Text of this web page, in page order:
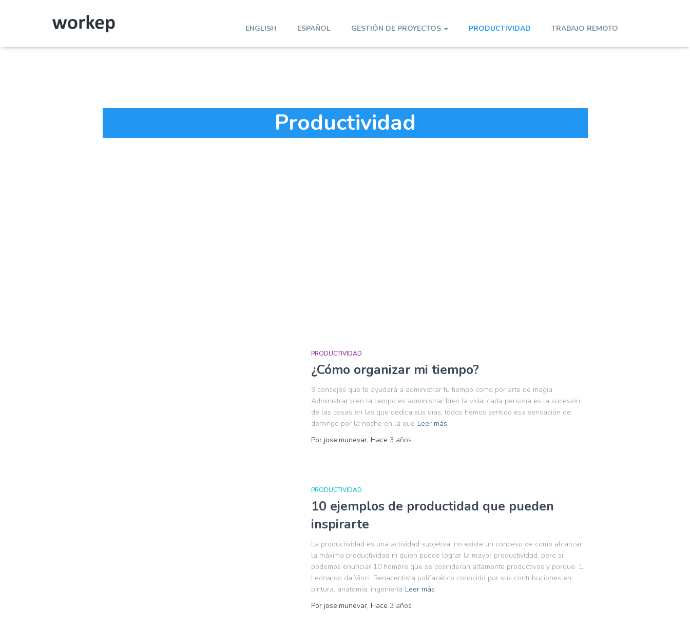
ENGLISH ESPAÑOL GESTIÓN DE PROYECTOS PRODUCTIVIDAD TRABAJO REMOTO
Productividad
PRODUCTIVIDAD
¿Cómo organizar mi tiempo?
9 consejos que te ayudará a administrar tu tiempo como por arte de magia
Administrar bien la tiempo es administrar bien la vida, cada persona es la sucesión
de las cosas en las que dedica sus días, todos hemos sentido esa sensación de
domingo por la noche en la que Leer más
Por jose.munevar, Hace 3 años
PRODUCTIVIDAD
10 ejemplos de productidad que pueden
inspirarte
La productividad es una actividad subjetiva, no existe un conceso de como alcanzar
la máxima productividad ni quien puede lograr la mayor productividad, pero si
podemos enunciar 10 hombre que se cosinderan altamente productivos y porque. 1.
Leonardo da Vinci: Renacentista polifacético conocido por sus contribuciones en
pintura, anatomía, ingeniería Leer más
Por jose.munevar, Hace 3 años